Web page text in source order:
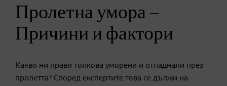
Пролетна умора –
Причини и фактори
Какво ни прави толкова уморени и отпаднали през
пролетта? Според експертите това се дължи на